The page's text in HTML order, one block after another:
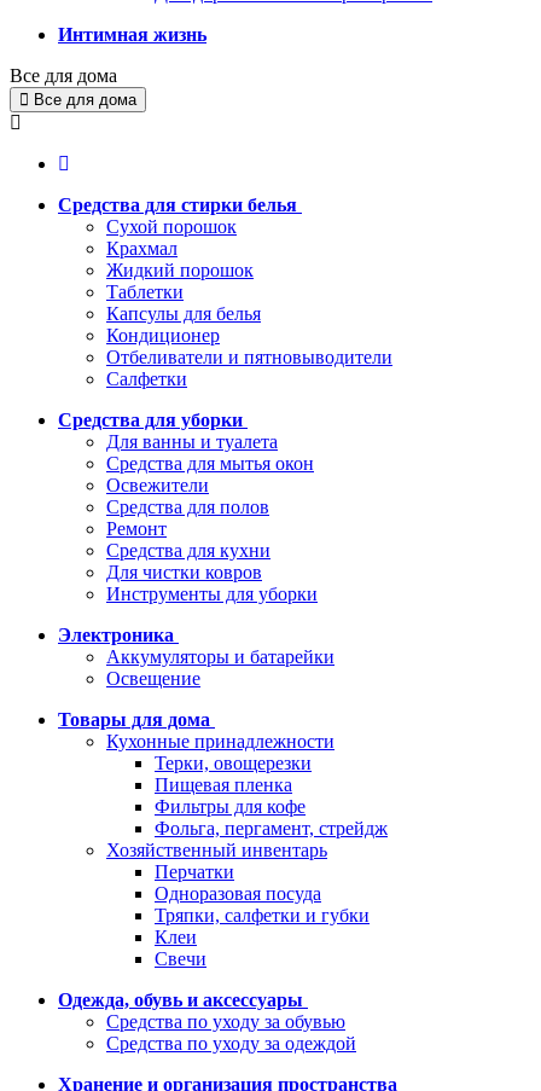
Интимная жизнь
Все для дома
Все для дома
Средства для стирки белья
Сухой порошок
Крахмал
Жидкий порошок
Таблетки
Капсулы для белья
Кондиционер
Отбеливатели и пятновыводители
Салфетки
Средства для уборки
Для ванны и туалета
Средства для мытья окон
Освежители
Средства для полов
Ремонт
Средства для кухни
Для чистки ковров
Инструменты для уборки
Электроника
Аккумуляторы и батарейки
Освещение
Товары для дома
Кухонные принадлежности
Терки, овощерезки
Пищевая пленка
Фильтры для кофе
Фольга, пергамент, стрейдж
Хозяйственный инвентарь
Перчатки
Одноразовая посуда
Тряпки, салфетки и губки
Клеи
Свечи
Одежда, обувь и аксессуары
Средства по уходу за обувью
Средства по уходу за одеждой
Хранение и организация пространства